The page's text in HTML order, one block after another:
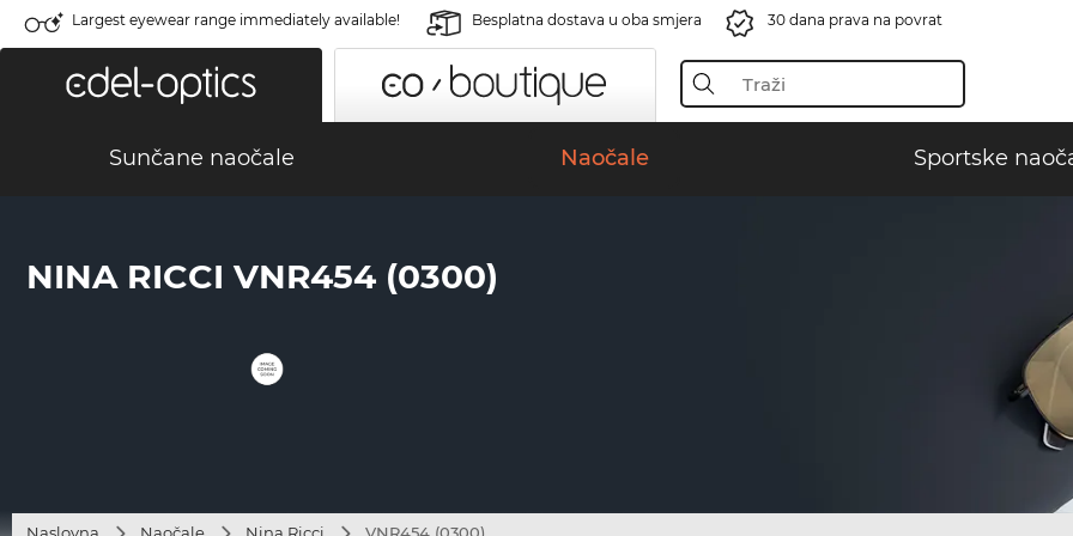
Largest eyewear range immediately available! Besplatna dostava u oba smjera 30 dana prava na povrat
Sunčane naočale Naočale Sportske
NINA RICCI VNR454 (0300)